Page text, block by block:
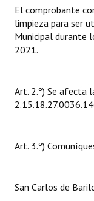
Antiguos
Reconocimientos -
Entrega de
El comprobante
limpieza para ser
Municipal durante
2021.
Art. 2.º) Se afecta
Art. 3.º)
San Carlos de